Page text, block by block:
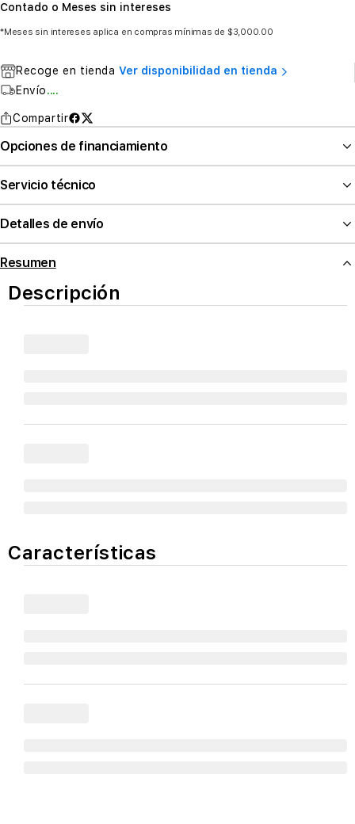
Contado o Meses sin intereses
*Meses sin intereses aplica en compras mínimas de $3,000.00
Recoge en tienda Ver disponibilidad en tienda
Envío....
Compartir
Opciones de financiamiento
Servicio técnico
Detalles de envío
Resumen
Descripción
Características